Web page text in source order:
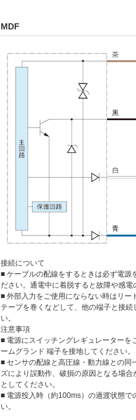
MDF
接続について
■ ケーブルの配線をするときは必ず電源
ださい。通電中に着脱すると故障や感電
■ 外部入力をご使用にならない時はリー
テープを巻くなどして、他の端子と接
い。
注意事項
■ 電源にスイッチングレギュレーターを
ームグランド 端子を接地してください。
■ センサの配線と高圧線・動力線との同
ズにより誤動作、破損の原因となる場
としてください。
■ 電源投入時（約100ms）の過渡状態で
い。